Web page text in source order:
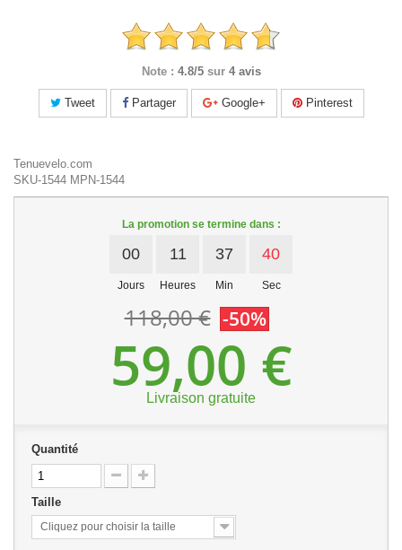
Note : 4.8/5 sur 4 avis
Tweet Partager Google+ Pinterest
Tenuevelo.com
SKU-1544 MPN-1544
La promotion se termine dans :
00
Jours
11
Heures
37
Min
40
Sec
118,00 € -50%
59,00 €
Livraison gratuite
Quantité
Taille
Cliquez pour choisir la taille